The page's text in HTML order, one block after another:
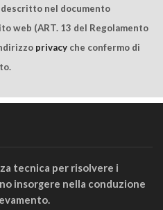
nel documento
web (ART. 13 del Regolamento
privacy che confermo di
tecnica per risolvere i
insorgere nella conduzione